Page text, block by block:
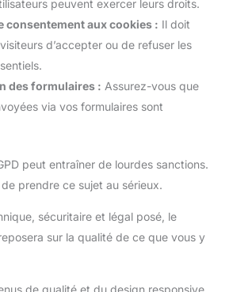
peuvent exercer leurs droits.
consentement aux cookies : Il doit
d’accepter ou de refuser les
des formulaires : Assurez-vous que
via vos formulaires sont
peut entraîner de lourdes sanctions.
prendre ce sujet au sérieux.
sécuritaire et légal posé, le
sur la qualité de ce que vous y
de qualité et du design responsive